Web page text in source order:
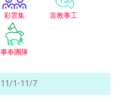
彩雲集 宣教事工
事奉團隊
11/1-11/7